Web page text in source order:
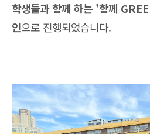
학생들과 함께 하는 '함께
인으로 진행되었습니다.